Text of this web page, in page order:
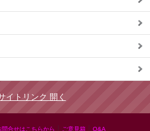
イトリンク 開く
問合せはこちらから ご意見箱 Q&A